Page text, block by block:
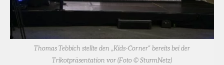
Thomas Tebbich stellte den „Kids-Corner“ bereits bei der
Trikotpräsentation vor (Foto © SturmNetz)